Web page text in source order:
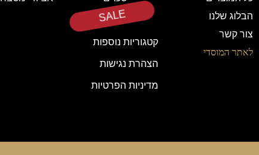
הבלוג שלנו
צור קשר
לאתר המוסדי
SALE
קטגוריות נוספות
הצהרת נגישות
מדיניות הפרטיות